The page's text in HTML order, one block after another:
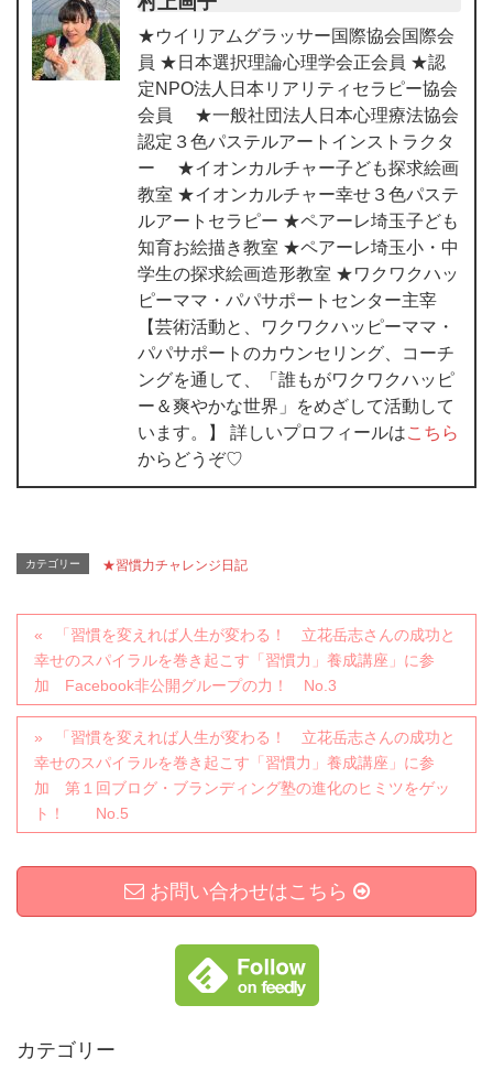
★ウイリアムグラッサー国際協会国際会
員 ★日本選択理論心理学会正会員 ★認
定NPO法人日本リアリティセラピー協会
会員 ★一般社団法人日本心理療法協会
認定３色パステルアートインストラクタ
ー ★イオンカルチャー子ども探求絵画
教室 ★イオンカルチャー幸せ３色パステ
ルアートセラピー ★ペアーレ埼玉子ども
知育お絵描き教室 ★ペアーレ埼玉小・中
学生の探求絵画造形教室 ★ワクワクハッ
ピーママ・パパサポートセンター主宰
【芸術活動と、ワクワクハッピーママ・
パパサポートのカウンセリング、コーチ
ングを通して、「誰もがワクワクハッピ
ー＆爽やかな世界」をめざして活動して
います。】 詳しいプロフィールはこちら
からどうぞ♡
カテゴリー ★習慣力チャレンジ日記
「習慣を変えれば人生が変わる！ 立花岳志さんの成功と
幸せのスパイラルを巻き起こす「習慣力」養成講座」に参
加 Facebook非公開グループの力！ No.3
「習慣を変えれば人生が変わる！ 立花岳志さんの成功と
幸せのスパイラルを巻き起こす「習慣力」養成講座」に参
加 第１回ブログ・ブランディング塾の進化のヒミツをゲッ
ト！ No.5
お問い合わせはこちら
カテゴリー